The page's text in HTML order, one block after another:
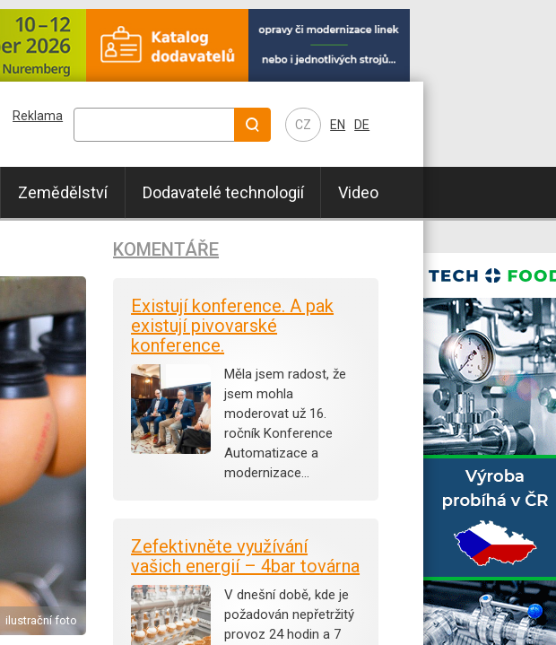
CZ EN DE
Zemědělství Dodavatelé technologií Video
Reklama
ilustrační foto
KOMENTÁŘE
Existují konference. A pak
existují pivovarské
konference.
Měla jsem radost, že
jsem mohla
moderovat už 16.
ročník Konference
Automatizace a
modernizace…
Zefektivněte využívání
vašich energií – 4bar továrna
V dnešní době, kde je
požadován nepřetržitý
provoz 24 hodin a 7